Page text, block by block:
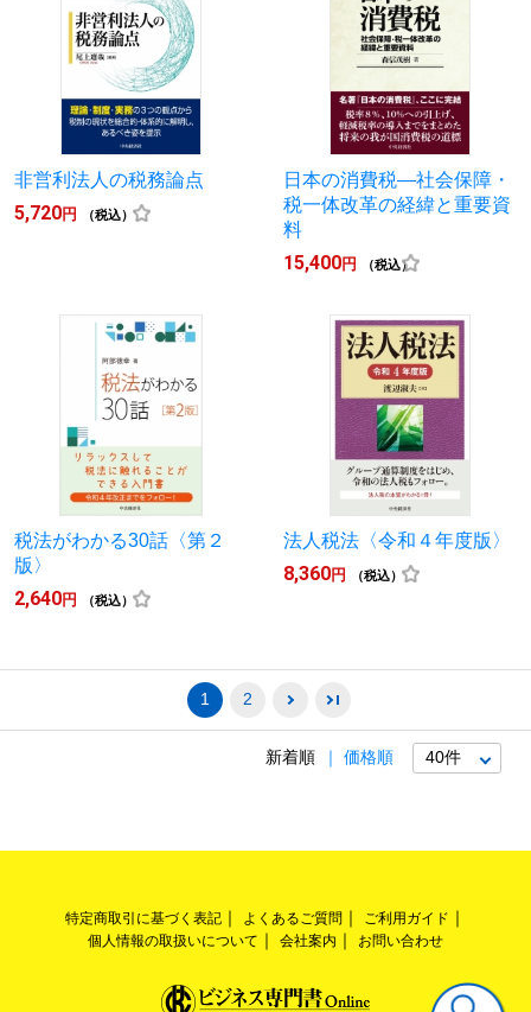
非営利法人の税務論点
5,720円 （税込）
日本の消費税―社会保障・
税一体改革の経緯と重要資
料
15,400円 （税込）
税法がわかる30話〈第２
版〉
2,640円 （税込）
法人税法〈令和４年度版〉
8,360円 （税込）
1 2
新着順 価格順
特定商取引に基づく表記 よくあるご質問
ご利用ガイド
個人情報の取扱いについて
会社案内 お問い合わせ